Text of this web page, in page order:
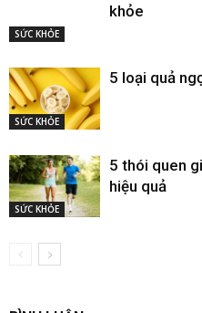
SỨC KHỎE
khỏe
SỨC KHỎE
5 loại quả
SỨC KHỎE
5 thói quen
hiệu quả